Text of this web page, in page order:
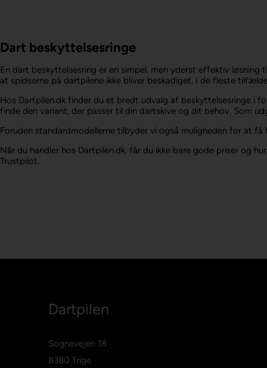
Dart beskyttelsesringe
En dart beskyttelsesring er en simpel, men yderst effektiv
at spidserne på dartpilene ikke bliver beskadiget. I de fleste
Hos Dartpilen.dk finder du et bredt udvalg af beskyttelsesringe i
finde den variant, der passer til din dartskive og dit behov. Som
Foruden standardmodellerne tilbyder vi også muligheden for at
Når du handler hos Dartpilen.dk, får du ikke bare gode priser og
Trustpilot.
Dartpilen
Sognevejen 18
8380 Trige